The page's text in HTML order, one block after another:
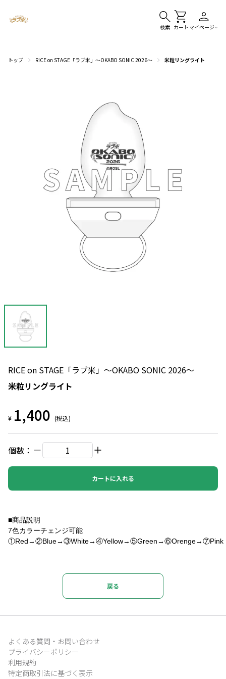
検索 カート マイページ
トップ RICE on STAGE「ラブ米」～OKABO SONIC 2026～ 米粒リングライト
RICE on STAGE「ラブ米」～OKABO SONIC 2026～
米粒リングライト
¥ 1,400 (税込)
個数：
カートに入れる
■商品説明
7色カラーチェンジ可能
①Red→②Blue→③White→④Yellow→⑤Green→⑥Orenge→⑦Pink
戻る
よくある質問・お問い合わせ
プライバシーポリシー
利用規約
特定商取引法に基づく表示